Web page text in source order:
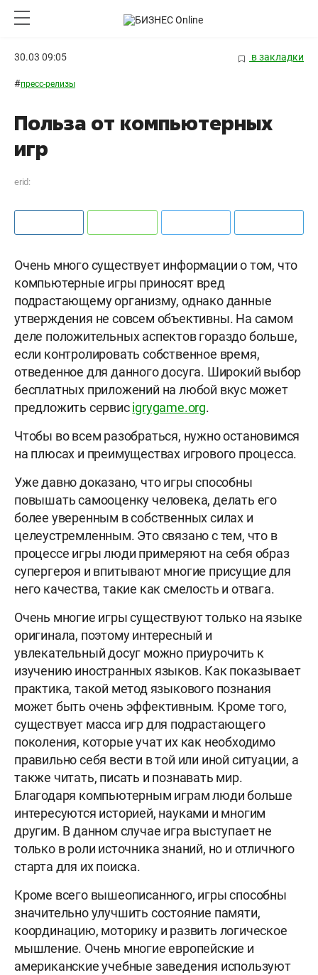
30.03 09:05 в закладки
#пресс-релизы
Польза от компьютерных
игр
erid:
Очень много существует информации о том, что
компьютерные игры приносят вред
подрастающему организму, однако данные
утверждения не совсем объективны. На самом
деле положительных аспектов гораздо больше,
если контролировать собственное время,
отведенное для данного досуга. Широкий выбор
бесплатных приложений на любой вкус может
предложить сервисigrygame.org.
Чтобы во всем разобраться, нужно остановимся
на плюсах и преимуществах игрового процесса.
Уже давно доказано, что игры способны
повышать самооценку человека, делать его
более уверенным в собственных силах и
целеустремленным. Это связано с тем, что в
процессе игры люди примеряют на себя образ
супергероя и впитывают многие присущие для
него качества, такие как смелость и отвага.
Очень многие игры существуют только на языке
оригинала, поэтому интересный и
увлекательный досуг можно приурочить к
изучению иностранных языков. Как показывает
практика, такой метод языкового познания
может быть очень эффективным. Кроме того,
существует масса игр для подрастающего
поколения, которые учат их как необходимо
правильно себя вести в той или иной ситуации, а
также читать, писать и познавать мир.
Благодаря компьютерным играм люди больше
интересуются историей, науками и многим
другим. В данном случае игра выступает не
только в роли источника знаний, но и отличного
старта для их поиска.
Кроме всего вышеописанного, игры способны
значительно улучшить состояние памяти,
координацию, моторику и развить логическое
мышление. Очень многие европейские и
американские учебные заведения используют